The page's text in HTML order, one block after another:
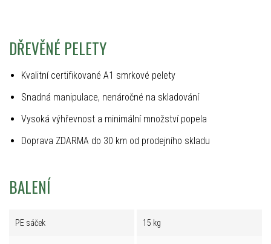
DŘEVĚNÉ PELETY
Kvalitní certifikované A1 smrkové pelety
Snadná manipulace, nenáročné na skladování
Vysoká výhřevnost a minimální množství popela
Doprava ZDARMA do 30 km od prodejního skladu
BALENÍ
PE sáček 15 kg